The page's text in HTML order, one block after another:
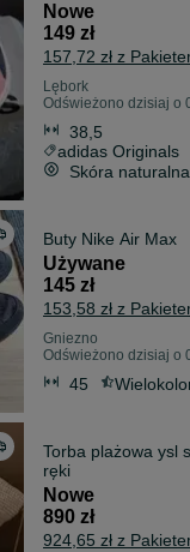
Nowe
149 zł
157,72 zł z
Lębork
Odświeżono dzisiaj o
38,5
adidas Originals
Skóra naturalna
Buty Nike Air Max
Używane
145 zł
153,58 zł z
Gniezno
Odświeżono dzisiaj o
45
Torba plażowa ysl
ręki
Nowe
890 zł
924,65 zł z